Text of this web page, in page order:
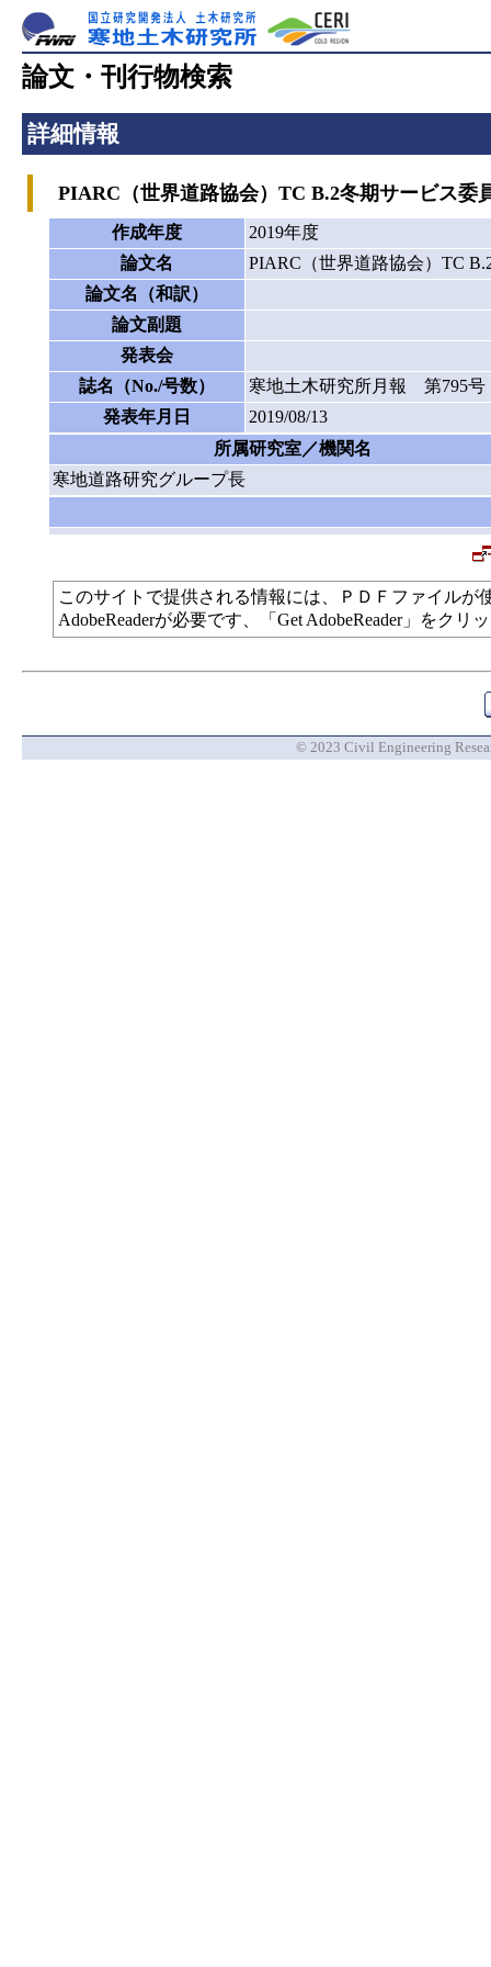
論文・刊行物検索
詳細情報
PIARC（世界道路協会）TC B.2冬期サービス委
作成年度
2019年度
論文名
PIARC（世界道路協会）TC
論文名（和訳）
論文副題
発表会
誌名（No./号数）
寒地土木研究所月報 第795号
発表年月日
2019/08/13
所属研究室／機関名
寒地道路研究グループ長
このサイトで提供される情報には、ＰＤＦファイル
AdobeReaderが必要です、「Get AdobeReader」をク
© 2023 Civil Engineering